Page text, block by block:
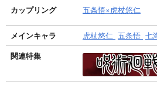
カップリング 五条悟×虎杖悠仁
メインキャラ 虎杖悠仁 五条悟 七
関連特集